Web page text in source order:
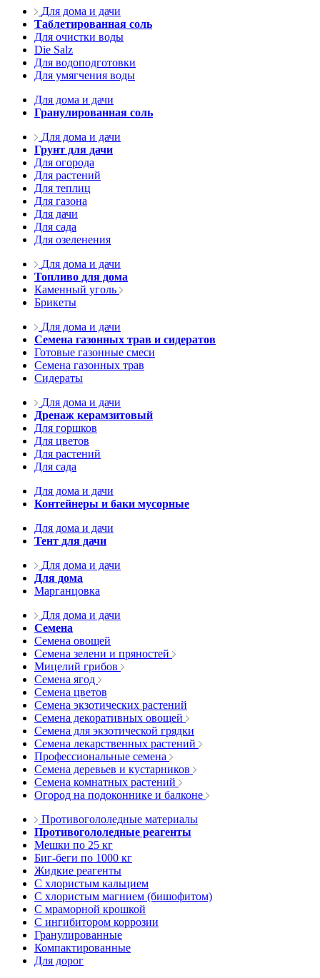
Для дома и дачи
Таблетированная соль
Для очистки воды
Die Salz
Для водоподготовки
Для умягчения воды
Для дома и дачи
Гранулированная соль
Для дома и дачи
Грунт для дачи
Для огорода
Для растений
Для теплиц
Для газона
Для дачи
Для сада
Для озеленения
Для дома и дачи
Топливо для дома
Каменный уголь
Брикеты
Для дома и дачи
Семена газонных трав и сидератов
Готовые газонные смеси
Семена газонных трав
Сидераты
Для дома и дачи
Дренаж керамзитовый
Для горшков
Для цветов
Для растений
Для сада
Для дома и дачи
Контейнеры и баки мусорные
Для дома и дачи
Тент для дачи
Для дома и дачи
Для дома
Марганцовка
Для дома и дачи
Семена
Семена овощей
Семена зелени и пряностей
Мицелий грибов
Семена ягод
Семена цветов
Семена экзотических растений
Семена декоративных овощей
Семена для экзотической грядки
Семена лекарственных растений
Профессиональные семена
Семена деревьев и кустарников
Семена комнатных растений
Огород на подоконнике и балконе
Противогололедные материалы
Противогололедные реагенты
Мешки по 25 кг
Биг-беги по 1000 кг
Жидкие реагенты
С хлористым кальцием
С хлористым магнием (бишофитом)
С мраморной крошкой
С ингибитором коррозии
Гранулированные
Компактированные
Для дорог